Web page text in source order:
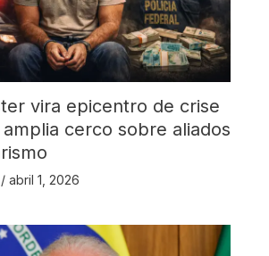
vira epicentro de crise
cerco sobre aliados
/ abril 1, 2026